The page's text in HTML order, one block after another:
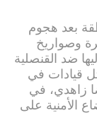
بعد هجوم
بعد اطلاق 100 مسيرة وصواريخ
ضد القنصلية
قيادات في
زاهدي، في
الأمنية على